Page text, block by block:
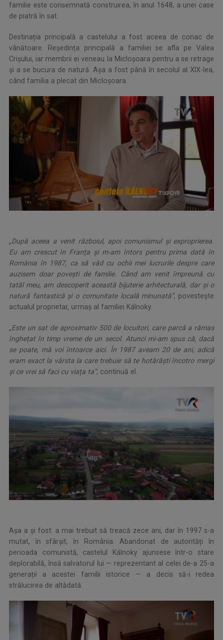
familie este consemnată construirea, în anul 1648, a unei case
de piatră în sat.
Destinația principală a castelului a fost aceea de conac de
vânătoare. Reședința principală a familiei se afla pe Valea
Crișului, iar membrii ei veneau la Micloșoara pentru a se retrage
și a se bucura de natură. Așa a fost până în secolul al XIX-lea,
când familia a plecat din Micloșoara.
„După aceea a venit războiul, apoi comunismul și exproprierea.
Eu am crescut în Franța și m-am întors pentru prima dată în
România în 1987, ca să văd cu ochii mei lucrurile despre care
auzisem doar povești de familie. Când am venit împreună cu
tatăl meu, am descoperit această bijuterie arhitecturală, dar și o
natură fantastică și o comunitate locală minunată”, povestește
actualul proprietar, urmaș al familiei Kálnoky.
„Este un sat de aproximativ 500 de locuitori, care parcă a rămas
înghețat în timp vreme de un secol. Atunci mi-am spus că, dacă
se poate, mă voi întoarce aici. În 1987 aveam 20 de ani, adică
eram exact la vârsta la care trebuie să te hotărăști încotro mergi
și ce vrei să faci cu viața ta”, continuă el.
Așa a și fost: a mai trebuit să treacă zece ani, dar în 1997 s-a
mutat, în sfârșit, în România. Abandonat de autorități în
perioada comunistă, castelul Kálnoky ajunsese într-o stare
deplorabilă, însă salvatorul lui — reprezentant al celei de-a 25-a
generații a acestei familii istorice — a decis să-i redea
strălucirea de altădată.